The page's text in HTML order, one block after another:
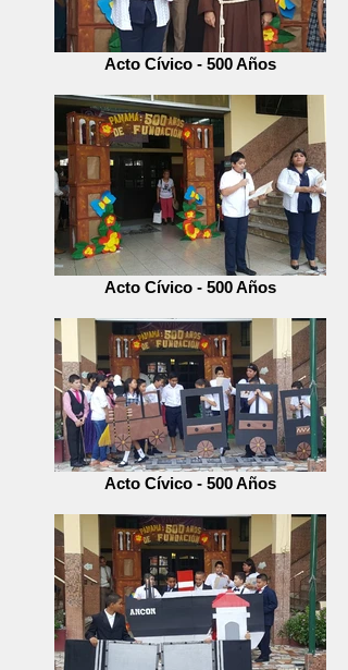
Acto Cívico - 500 Años
Acto Cívico - 500 Años
Acto Cívico - 500 Años